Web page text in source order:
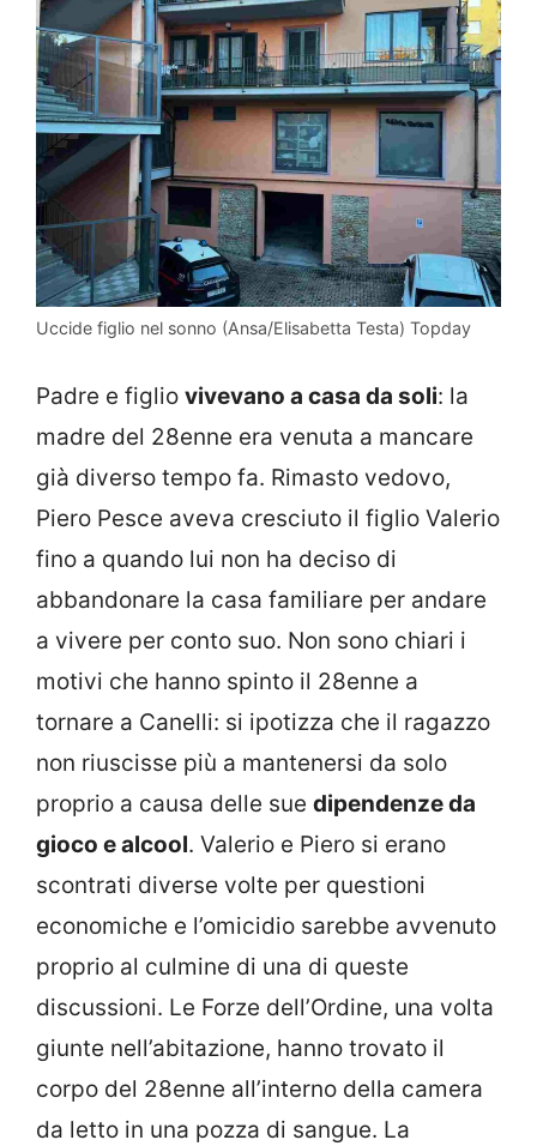
Uccide figlio nel sonno (Ansa/Elisabetta Testa) Topday
Padre e figlio vivevano a casa da soli: la
madre del 28enne era venuta a mancare
già diverso tempo fa. Rimasto vedovo,
Piero Pesce aveva cresciuto il figlio Valerio
fino a quando lui non ha deciso di
abbandonare la casa familiare per andare
a vivere per conto suo. Non sono chiari i
motivi che hanno spinto il 28enne a
tornare a Canelli: si ipotizza che il ragazzo
non riuscisse più a mantenersi da solo
proprio a causa delle sue dipendenze da
gioco e alcool. Valerio e Piero si erano
scontrati diverse volte per questioni
economiche e l’omicidio sarebbe avvenuto
proprio al culmine di una di queste
discussioni. Le Forze dell’Ordine, una volta
giunte nell’abitazione, hanno trovato il
corpo del 28enne all’interno della camera
da letto in una pozza di sangue. La